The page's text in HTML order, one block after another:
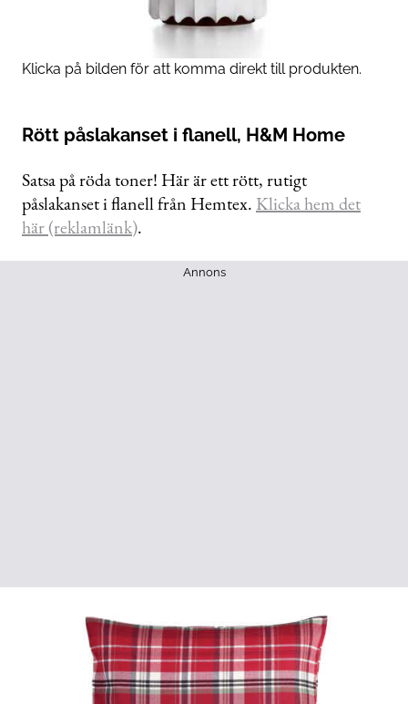
Klicka på bilden för att komma direkt till produkten.
Rött påslakanset i flanell, H&M Home
Satsa på röda toner! Här är ett rött, rutigt
påslakanset i flanell från Hemtex. Klicka hem det
här (reklamlänk).
Annons